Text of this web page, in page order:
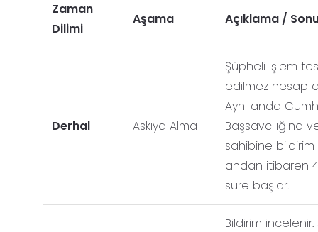
Zaman
Dilimi
Aşama Açıklama /
Derhal Askıya Alma
Şüpheli işlem
edilmez hesap
Aynı anda
Başsavcılığına
sahibine bildirim
andan itibaren
süre başlar.
Bildirim